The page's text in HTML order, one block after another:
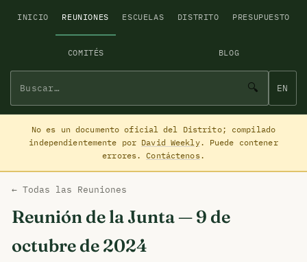
INICIO REUNIONES ESCUELAS DISTRITO PRESUPUESTO
COMITÉS BLOG
🔍 EN
No es un documento oficial del Distrito; compilado
independientemente por David Weekly. Puede contener
errores. Contáctenos.
← Todas las Reuniones
Reunión de la Junta — 9 de
octubre de 2024